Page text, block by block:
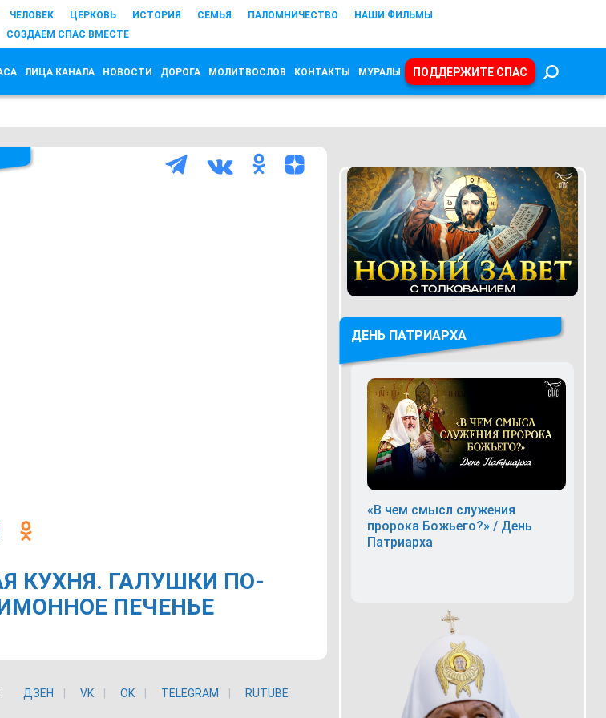
ЧЕЛОВЕК ЦЕРКОВЬ ИСТОРИЯ СЕМЬЯ ПАЛОМНИЧЕСТВО
НАШИ ФИЛЬМЫ
СОЗДАЕМ СПАС ВМЕСТЕ
ЛИЦА КАНАЛА НОВОСТИ ДОРОГА МОЛИТВОСЛОВ КОНТАКТЫ МУРАЛЫ ПОДДЕРЖИТЕ СПАС
КУХНЯ. ГАЛУШКИ ПО-
ПЕЧЕНЬЕ
ДЗЕН VK ОK TELEGRAM RUTUBE
ДЕНЬ ПАТРИАРХА
«В чем смысл служения
пророка Божьего?» / День
Патриарха